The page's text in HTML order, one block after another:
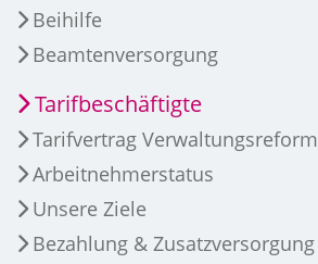
Beihilfe
Beamtenversorgung
Tarifbeschäftigte
Tarifvertrag Verwaltungsreform
Arbeitnehmerstatus
Unsere Ziele
Bezahlung & Zusatzversorgung